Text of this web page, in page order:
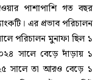
পাশাপাশি গত বছর
এর প্রভাব পরিচালন
পরিচালন মুনাফা ছিল ১
সালে বেড়ে দাঁড়ায় ১
সালে তা আরও বেড়ে ১